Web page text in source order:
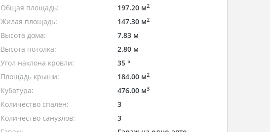
Общая площадь:
197.20 м2
Жилая площадь: 147.30 м2
Высота дома:
7.83 м
Высота потолка:
2.80 м
Угол наклона кровли:
35 °
Площадь крыши:
184.00 м2
Кубатура: 476.00 м3
Количество спален:
3
Количество санузлов:
3